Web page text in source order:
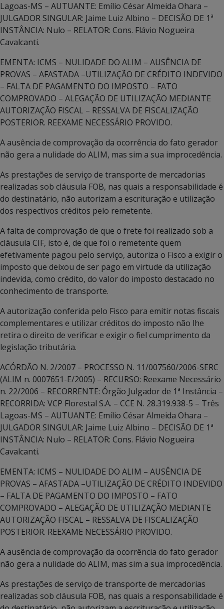
Lagoas-MS – AUTUANTE: Emílio César Almeida Ohara –
JULGADOR SINGULAR: Jaime Luiz Albino – DECISÃO DE 1ª
INSTÂNCIA: Nulo – RELATOR: Cons. Flávio Nogueira
Cavalcanti.
EMENTA: ICMS – NULIDADE DO ALIM – AUSÊNCIA DE
PROVAS – AFASTADA –UTILIZAÇÃO DE CRÉDITO INDEVIDO
– FALTA DE PAGAMENTO DO IMPOSTO – FATO
COMPROVADO – ALEGAÇÃO DE UTILIZAÇÃO MEDIANTE
AUTORIZAÇÃO FISCAL – RESSALVA DE FISCALIZAÇÃO
POSTERIOR. REEXAME NECESSÁRIO PROVIDO.
A ausência de comprovação da ocorrência do fato gerador
não gera a nulidade do ALIM, mas sim a sua improcedência.
As prestações de serviço de transporte de mercadorias
realizadas sob cláusula FOB, nas quais a responsabilidade é
do destinatário, não autorizam a escrituração e utilização
dos respectivos créditos pelo remetente.
A falta de comprovação de que o frete foi realizado sob a
cláusula CIF, isto é, de que foi o remetente quem
efetivamente pagou pelo serviço, autoriza o Fisco a exigir o
imposto que deixou de ser pago em virtude da utilização
indevida, como crédito, do valor do imposto destacado no
conhecimento de transporte.
A autorização conferida pelo Fisco para emitir notas fiscais
complementares e utilizar créditos do imposto não lhe
retira o direito de verificar e exigir o fiel cumprimento da
legislação tributária.
ACÓRDÃO N. 2/2007 – PROCESSO N. 11/007560/2006-SERC
(ALIM n. 0007651-E/2005) – RECURSO: Reexame Necessário
n. 22/2006 – RECORRENTE: Órgão Julgador de 1ª Instância –
RECORRIDA: VCP Florestal S.A. – CCE N. 28.319.938-5 – Três
Lagoas-MS – AUTUANTE: Emílio César Almeida Ohara –
JULGADOR SINGULAR: Jaime Luiz Albino – DECISÃO DE 1ª
INSTÂNCIA: Nulo – RELATOR: Cons. Flávio Nogueira
Cavalcanti.
EMENTA: ICMS – NULIDADE DO ALIM – AUSÊNCIA DE
PROVAS – AFASTADA –UTILIZAÇÃO DE CRÉDITO INDEVIDO
– FALTA DE PAGAMENTO DO IMPOSTO – FATO
COMPROVADO – ALEGAÇÃO DE UTILIZAÇÃO MEDIANTE
AUTORIZAÇÃO FISCAL – RESSALVA DE FISCALIZAÇÃO
POSTERIOR. REEXAME NECESSÁRIO PROVIDO.
A ausência de comprovação da ocorrência do fato gerador
não gera a nulidade do ALIM, mas sim a sua improcedência.
As prestações de serviço de transporte de mercadorias
realizadas sob cláusula FOB, nas quais a responsabilidade é